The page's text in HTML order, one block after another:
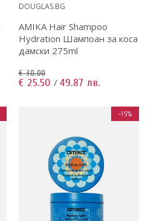
DOUGLAS.BG
AMIKA Hair Shampoo
Hydration Шампоан за коса
дамски 275ml
€ 30.00
€ 25.50 / 49.87 лв.
-15%